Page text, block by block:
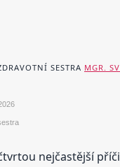
SESTRA MGR.
nejčastější